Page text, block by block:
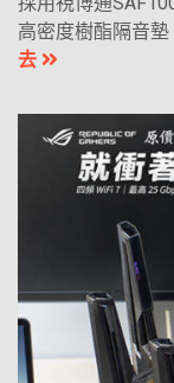
高密度樹酯隔音
去